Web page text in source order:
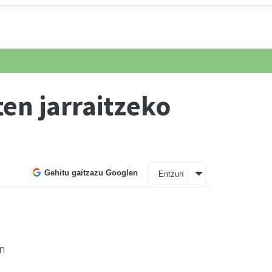
jarraitzeko
Gehitu gaitzazu Googlen Entzun